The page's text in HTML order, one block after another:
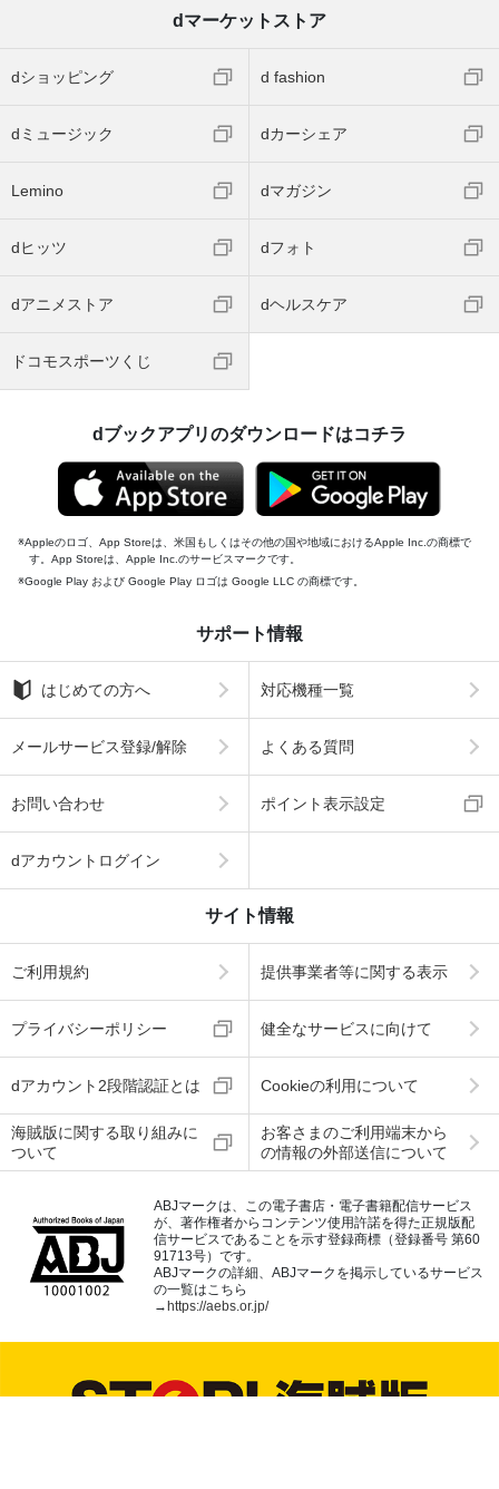
dマーケットストア
dショッピング d fashion
dミュージック dカーシェア
Lemino dマガジン
dヒッツ dフォト
dアニメストア dヘルスケア
ドコモスポーツくじ
dブックアプリのダウンロードはコチラ
Appleのロゴ、App Storeは、米国もしくはその他の国や地域におけるApple Inc.の商標で
す。App Storeは、Apple Inc.のサービスマークです。
Google Play および Google Play ロゴは Google LLC の商標です。
サポート情報
はじめての方へ 対応機種一覧
メールサービス登録/解除 よくある質問
お問い合わせ ポイント表示設定
dアカウントログイン
サイト情報
ご利用規約 提供事業者等に関する表示
プライバシーポリシー 健全なサービスに向けて
dアカウント2段階認証とは Cookieの利用について
海賊版に関する取り組みに
ついて
お客さまのご利用端末から
の情報の外部送信について
ABJマークは、この電子書店・電子書籍配信サービス
が、著作権者からコンテンツ使用許諾を得た正規版配
信サービスであることを示す登録商標（登録番号 第60
91713号）です。
ABJマークの詳細、ABJマークを掲示しているサービス
の一覧はこちら
→https://aebs.or.jp/